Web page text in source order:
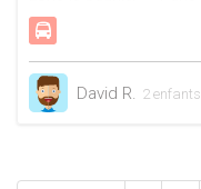
David R. 2 enfants